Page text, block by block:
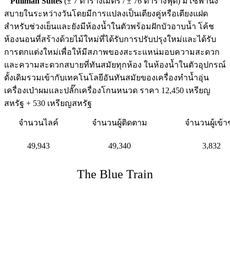
สบายในระหว่างวันโดยมีการแปลงเป็นเตียงคู่หรือเตียงแฝด
สำหรับช่วงเย็นและยังมีห้องน้ำในตัวพร้อมฝักบัวอาบน้ำ โค้ช
ห้องนอนที่สร้างด้วยไม้ใหม่ที่ได้รับการปรับปรุงใหม่และได้รับ
การตกแต่งใหม่เพื่อให้มีสภาพของสะระแหน่มอบความสะดวก
และความสะดวกสบายที่ทันสมัยทุกห้อง ในห้องน้ำในตัวอุปกรณ์
ดั้งเดิมรวมเข้ากับเทคโนโลยีอันทันสมัยของเครื่องทำน้ำอุ่น
เครื่องเป่าผมและปลั๊กเครื่องโกนหนวด ราคา 12,450 เหรียญ
สหรัฐ + 530 เหรียญสหรัฐ
จำนวนไลค์ จำนวนผู้ติดตาม จำนวนผู้เข้
49,943 49,340 3,832
The Blue Train